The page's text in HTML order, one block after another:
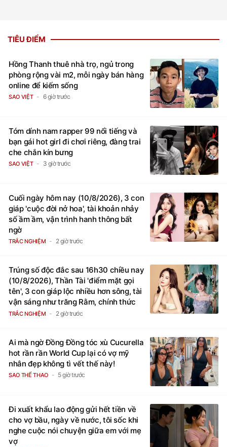
TIÊU ĐIỂM
Hồng Thanh thuê nhà trọ, ngủ trong
phòng rộng vài m2, mỗi ngày bán hàng
online để kiếm sống
SAO VIỆT 6 giờ trước
Tóm dính nam rapper 99 nổi tiếng và
bạn gái hot girl đi chơi riêng, đàng trai
che chắn kín bưng
SAO VIỆT 3 giờ trước
Cuối ngày hôm nay (10/8/2026), 3 con
giáp 'cuộc đời nở hoa', tài khoản nhảy
số ầm ầm, vận trình hanh thông bất
ngờ
TRẮC NGHIỆM 2 giờ trước
Trúng số độc đắc sau 16h30 chiều nay
(10/8/2026), Thần Tài 'điểm mặt gọi
tên', 3 con giáp lộc nhiều hơn sông, tài
vận sáng như trăng Rằm, chính thức
hết khổ
TRẮC NGHIỆM 2 giờ trước
Ai mà ngờ Đồng Đồng tóc xù Cucurella
hot rần rần World Cup lại có vợ mỹ
nhân đẹp không tì vết thế này!
SAO THỂ THAO 5 giờ trước
Đi xuất khẩu lao động gửi hết tiền về
cho vợ bầu, ngày về nước, tôi sốc khi
nghe cuộc nói chuyện giữa em với mẹ
vợ